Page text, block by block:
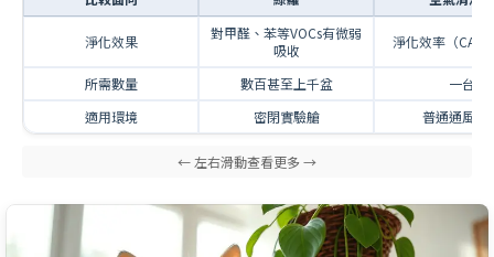
淨化效果
對甲醛、苯等VOCs有微弱
吸收
淨化效率（
所需數量 數百甚至上千盆
一台
適用環境
密閉實驗艙 普通通風室